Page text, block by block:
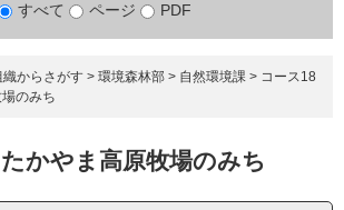
検
象
すべて ページ PDF
織からさがす > 環境森林部 > 自然環境課 > コース18
のみち
かやま高原牧場のみち